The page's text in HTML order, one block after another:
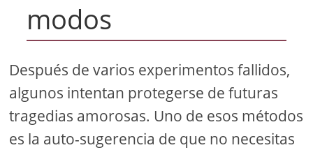
modos
Después de varios experimentos fallidos,
algunos intentan protegerse de futuras
tragedias amorosas. Uno de esos métodos
es la auto-sugerencia de que no necesitas